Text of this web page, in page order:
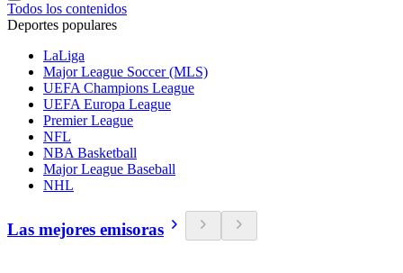
Todos los contenidos
Deportes populares
LaLiga
Major League Soccer (MLS)
UEFA Champions League
UEFA Europa League
Premier League
NFL
NBA Basketball
Major League Baseball
NHL
Las mejores emisoras